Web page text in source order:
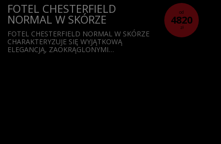
od
4820
zł
FOTEL CHESTERFIELD
NORMAL W SKÓRZE
FOTEL CHESTERFIELD NORMAL W SKÓRZE
CHARAKTERYZUJE SIĘ WYJĄTKOWĄ
ELEGANCJĄ, ZAOKRĄGLONYMI…